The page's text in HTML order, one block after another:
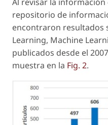
repositorio de
encontraron resultados
Learning, Machine
publicados desde el
muestra en la Fig. 2.